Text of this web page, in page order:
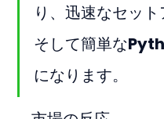
り、迅速なセット
そして簡単な
になります。